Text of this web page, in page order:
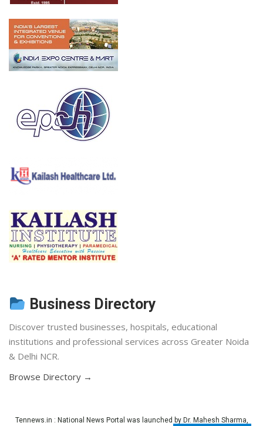
Business Directory
Discover trusted businesses, hospitals, educational
institutions and professional services across Greater Noida
& Delhi NCR.
Browse Directory →
Tennews.in : National News Portal was launched by Dr. Mahesh Sharma,